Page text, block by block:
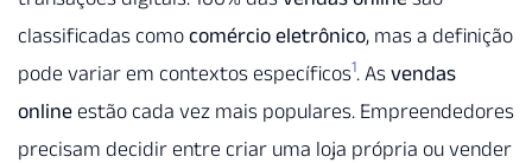
classificadas como comércio eletrônico, mas a definição
pode variar em contextos específicos1. As vendas
online estão cada vez mais populares. Empreendedores
precisam decidir entre criar uma loja própria ou vender